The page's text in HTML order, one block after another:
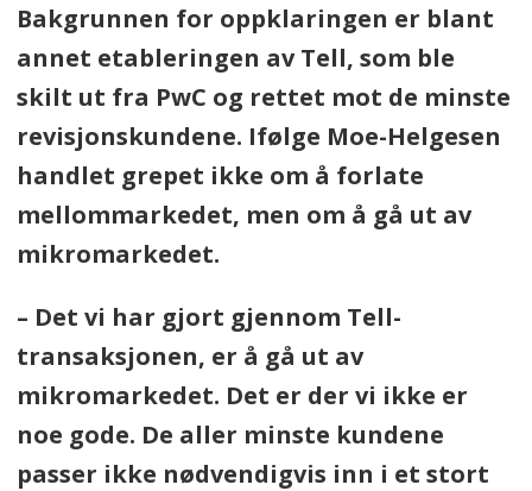
Bakgrunnen for oppklaringen er blant
annet etableringen av Tell, som ble
skilt ut fra PwC og rettet mot de minste
revisjonskundene. Ifølge Moe-Helgesen
handlet grepet ikke om å forlate
mellommarkedet, men om å gå ut av
mikromarkedet.
– Det vi har gjort gjennom Tell-
transaksjonen, er å gå ut av
mikromarkedet. Det er der vi ikke er
noe gode. De aller minste kundene
passer ikke nødvendigvis inn i et stort